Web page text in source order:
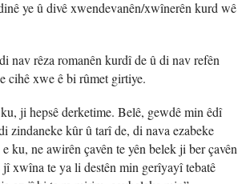
ye û divê xwendevanên/xwînerên kurd wê
nav rêza romanên kurdî de û di nav refên
cihê xwe ê bi rûmet girtiye.
ji hepsê derketime. Belê, gewdê min êdî
zindaneke kûr û tarî de, di nava ezabeke
ku, ne awirên çavên te yên belek ji ber çavên
xwîna te ya li destên min gerîyayî tebatê